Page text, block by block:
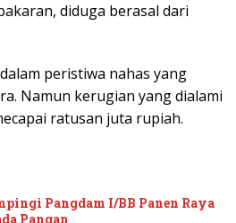
diduga berasal dari
peristiwa nahas yang
Namun kerugian yang dialami
ratusan juta rupiah.
Pangdam I/BB Panen Raya
Pangan